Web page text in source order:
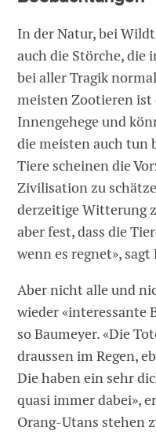
In der Natur, bei
auch die Störche, die
bei aller Tragik
meisten Zootieren ist
Innengehege und
die meisten auch tun
Tiere scheinen die
Zivilisation zu
derzeitige Witterung
aber fest, dass die
wenn es regnet», sagt
Aber nicht alle und
wieder «interessante
so Baumeyer. «Die
draussen im Regen,
Die haben ein sehr
quasi immer dabei»,
Orang-Utans stehen